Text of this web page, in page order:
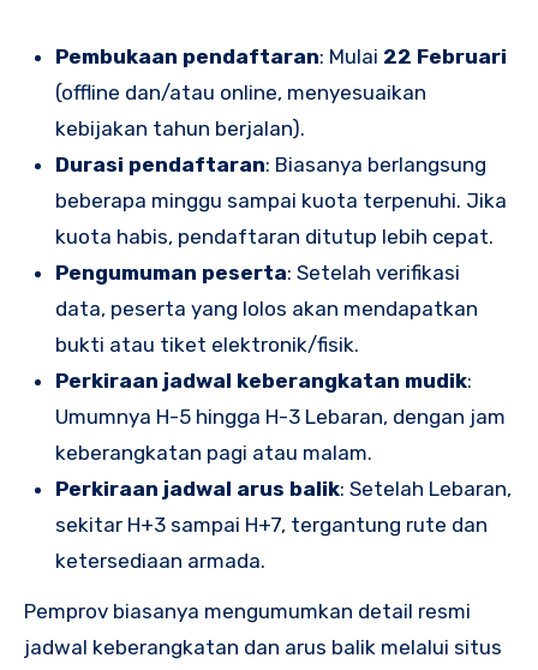
Pembukaan pendaftaran: Mulai 22 Februari
(offline dan/atau online, menyesuaikan
kebijakan tahun berjalan).
Durasi pendaftaran: Biasanya berlangsung
beberapa minggu sampai kuota terpenuhi. Jika
kuota habis, pendaftaran ditutup lebih cepat.
Pengumuman peserta: Setelah verifikasi
data, peserta yang lolos akan mendapatkan
bukti atau tiket elektronik/fisik.
Perkiraan jadwal keberangkatan mudik:
Umumnya H-5 hingga H-3 Lebaran, dengan jam
keberangkatan pagi atau malam.
Perkiraan jadwal arus balik: Setelah Lebaran,
sekitar H+3 sampai H+7, tergantung rute dan
ketersediaan armada.
Pemprov biasanya mengumumkan detail resmi
jadwal keberangkatan dan arus balik melalui situs